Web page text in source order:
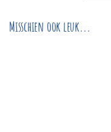
Misschien ook leuk...